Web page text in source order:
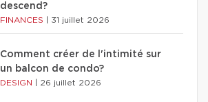
descend?
FINANCES 31 juillet 2026
Comment créer de l'intimité sur
un balcon de condo?
DESIGN 26 juillet 2026